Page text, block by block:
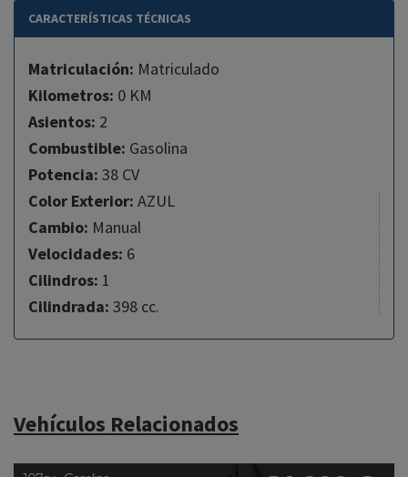
CARACTERÍSTICAS TÉCNICAS
Matriculación: Matriculado
Kilometros: 0 KM
Asientos: 2
Combustible: Gasolina
Potencia: 38 CV
Color Exterior: AZUL
Cambio: Manual
Velocidades: 6
Cilindros: 1
Cilindrada: 398 cc.
Vehículos Relacionados